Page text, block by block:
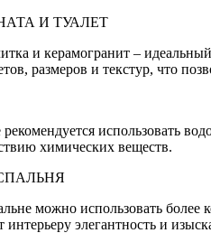
И ТУАЛЕТ
и керамогранит –
размеров и текстур, что
использовать
химических веществ.
можно использовать более
интерьеру элегантность и